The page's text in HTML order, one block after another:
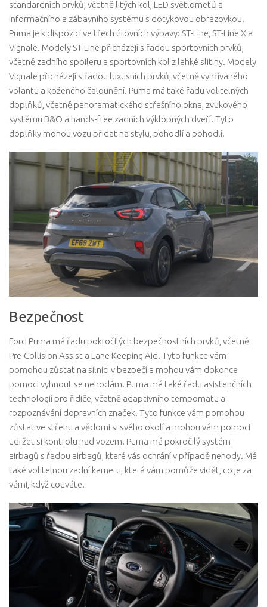
standardních prvků, včetně litých kol, LED světlometů a
informačního a zábavního systému s dotykovou obrazovkou.
Puma je k dispozici ve třech úrovních výbavy: ST-Line, ST-Line X a
Vignale. Modely ST-Line přicházejí s řadou sportovních prvků,
včetně zadního spoileru a sportovních kol z lehké slitiny. Modely
Vignale přicházejí s řadou luxusních prvků, včetně vyhřívaného
volantu a koženého čalounění. Puma má také řadu volitelných
doplňků, včetně panoramatického střešního okna, zvukového
systému B&O a hands-free zadních výklopných dveří. Tyto
doplňky mohou vozu přidat na stylu, pohodlí a pohodlí.
Bezpečnost
Ford Puma má řadu pokročilých bezpečnostních prvků, včetně
Pre-Collision Assist a Lane Keeping Aid. Tyto funkce vám
pomohou zůstat na silnici v bezpečí a mohou vám dokonce
pomoci vyhnout se nehodám. Puma má také řadu asistenčních
technologií pro řidiče, včetně adaptivního tempomatu a
rozpoznávání dopravních značek. Tyto funkce vám pomohou
zůstat ve střehu a vědomi si svého okolí a mohou vám pomoci
udržet si kontrolu nad vozem. Puma má pokročilý systém
airbagů s řadou airbagů, které vás ochrání v případě nehody. Má
také volitelnou zadní kameru, která vám pomůže vidět, co je za
vámi, když couváte.